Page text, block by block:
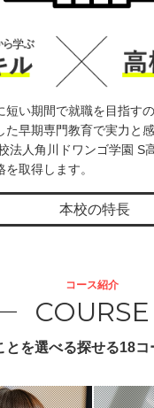
短い期間で就職を目指す
た早期専門教育で実力と
法人角川ドワンゴ学園 S
取得します。
本校の特長
コース紹介
COURSE
とを選べる探せる18